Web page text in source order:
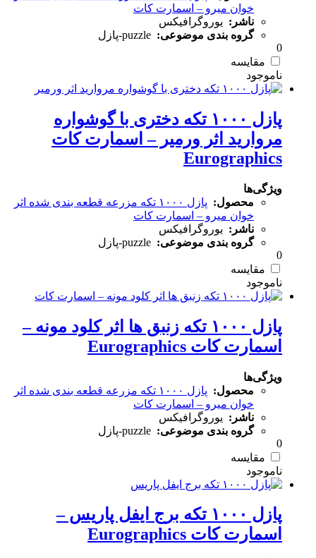
خوان میرو – اسمارت کات
ناشر: یوروگرافیکس
گروه بندی موضوعی: puzzle-پازل
0
مقایسه
پازل ۱۰۰۰ تکه دختری با گوشواره
مروارید اثر ورمیر – اسمارت کات
Eurographics
ویژگی‌ها
محصول:
پازل ۱۰۰۰ تکه مزرعه قطعه بندی شده اثر
خوان میرو – اسمارت کات
ناشر: یوروگرافیکس
گروه بندی موضوعی: puzzle-پازل
0
مقایسه
پازل ۱۰۰۰ تکه زنبق ها اثر کلود مونه –
اسمارت کات Eurographics
ویژگی‌ها
محصول:
پازل ۱۰۰۰ تکه مزرعه قطعه بندی شده اثر
خوان میرو – اسمارت کات
ناشر: یوروگرافیکس
گروه بندی موضوعی: puzzle-پازل
0
مقایسه
پازل ۱۰۰۰ تکه برج ایفل پاریس –
اسمارت کات Eurographics